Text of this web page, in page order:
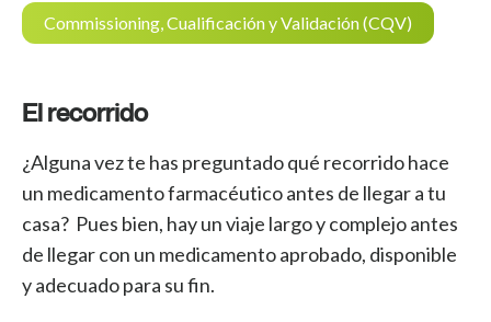
Commissioning, Cualificación y Validación (CQV)
El recorrido
¿Alguna vez te has preguntado qué recorrido hace
un medicamento farmacéutico antes de llegar a tu
casa? Pues bien, hay un viaje largo y complejo antes
de llegar con un medicamento aprobado, disponible
y adecuado para su fin.